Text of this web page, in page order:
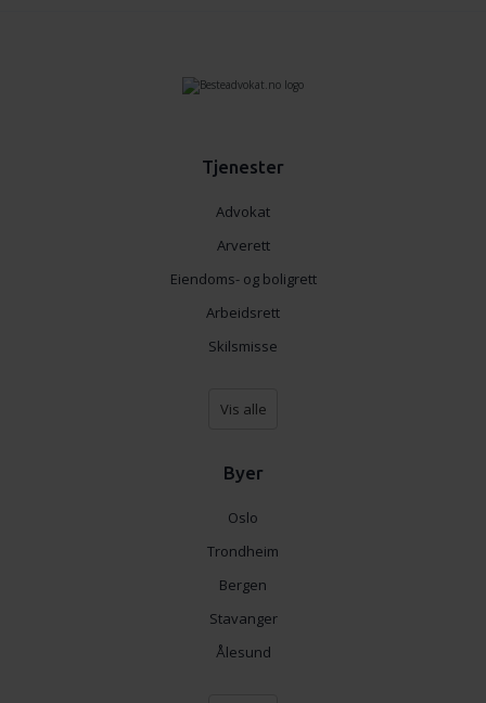
Tjenester
Advokat
Arverett
Eiendoms- og boligrett
Arbeidsrett
Skilsmisse
Vis alle
Byer
Oslo
Trondheim
Bergen
Stavanger
Ålesund